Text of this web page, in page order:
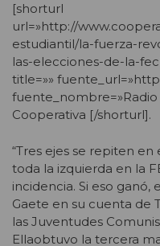
[shorturl
url=»http://
estudiantil/la-fuerza-
las-elecciones-de-la-
title=»»
Cooperativa [/shorturl].
“Tres ejes se repiten
toda la izquierda en la
incidencia. Si eso ganó,
Gaete en su cuenta de
las Juventudes
Ellaobtuvo la tercera